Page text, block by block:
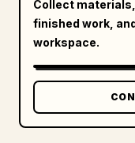
Collect
finished work,
workspace.